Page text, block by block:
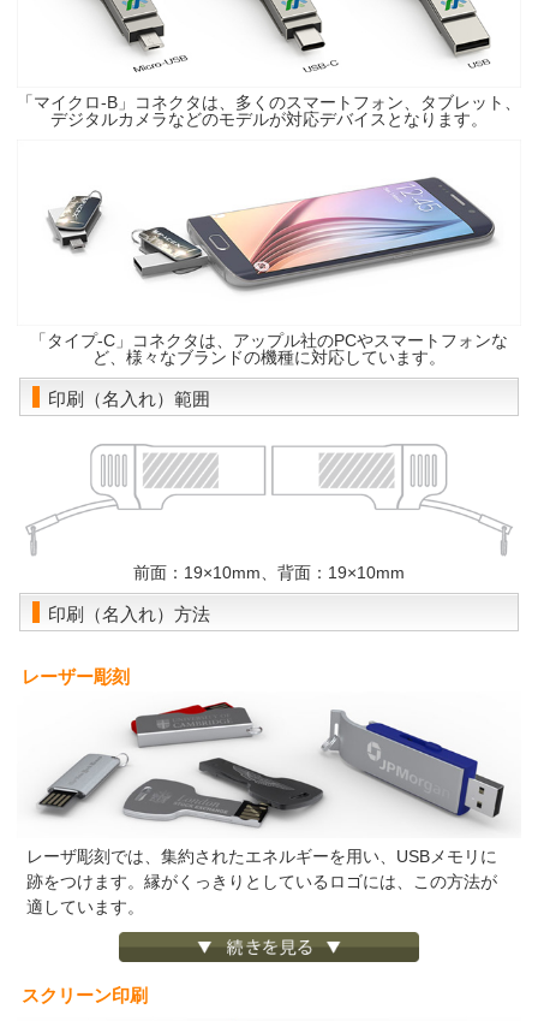
「マイクロ-B」コネクタは、多くのスマートフォン、タブレット、
デジタルカメラなどのモデルが対応デバイスとなります。
「タイプ-C」コネクタは、アップル社のPCやスマートフォンな
ど、様々なブランドの機種に対応しています。
印刷（名入れ）範囲
前面：19×10mm、背面：19×10mm
印刷（名入れ）方法
レーザー彫刻
レーザ彫刻では、集約されたエネルギーを用い、USBメモリに
跡をつけます。縁がくっきりとしているロゴには、この方法が
適しています。
スクリーン印刷